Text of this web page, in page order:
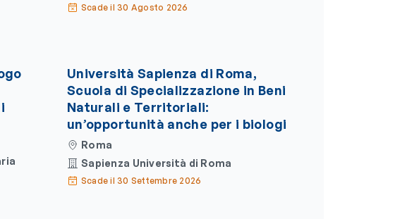
Scade il 30 Agosto 2026
Università Sapienza di Roma,
Scuola di Specializzazione in Beni
Naturali e Territoriali:
un’opportunità anche per i biologi
Roma
Sapienza Università di Roma
Scade il 30 Settembre 2026